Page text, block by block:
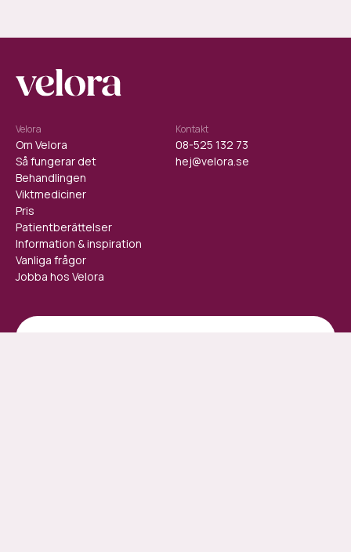
Velora
Om Velora
Så fungerar det
Behandlingen
Viktmediciner
Pris
Patientberättelser
Information & inspiration
Vanliga frågor
Jobba hos Velora
Kontakt
08-525 132 73
hej@velora.se